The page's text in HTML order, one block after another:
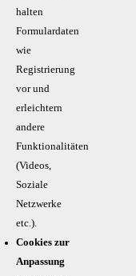
halten
Formulardaten
wie
Registrierung
vor und
erleichtern
andere
Funktionalitäten
(Videos,
Soziale
Netzwerke
etc.).
Cookies zur
Anpassung